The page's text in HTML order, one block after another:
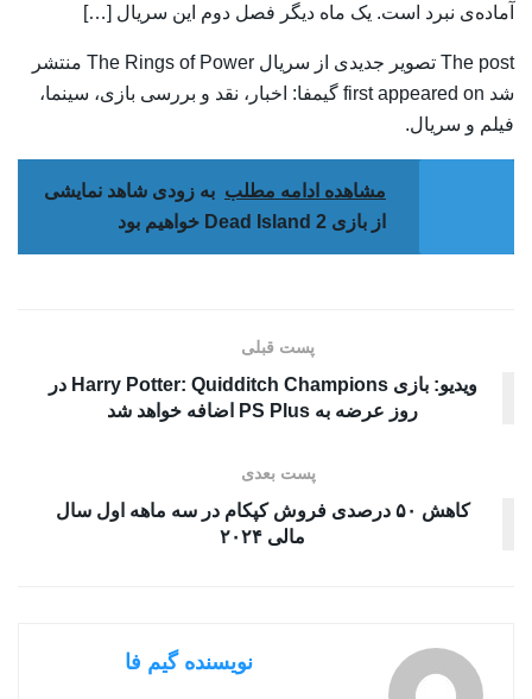
آماده‌ی نبرد است. یک ماه دیگر فصل دوم این سریال […]
The post تصویر جدیدی از سریال The Rings of Power منتشر
شد first appeared on گیمفا: اخبار، نقد و بررسی بازی، سینما،
فیلم و سریال.
مشاهده ادامه مطلب به زودی شاهد نمایشی
از بازی Dead Island 2 خواهیم بود
پست قبلی
ویدیو: بازی Harry Potter: Quidditch Champions در
روز عرضه به PS Plus اضافه خواهد شد
پست بعدی
کاهش ۵۰ درصدی فروش کپکام در سه ماهه اول سال
مالی ۲۰۲۴
نویسنده گیم فا